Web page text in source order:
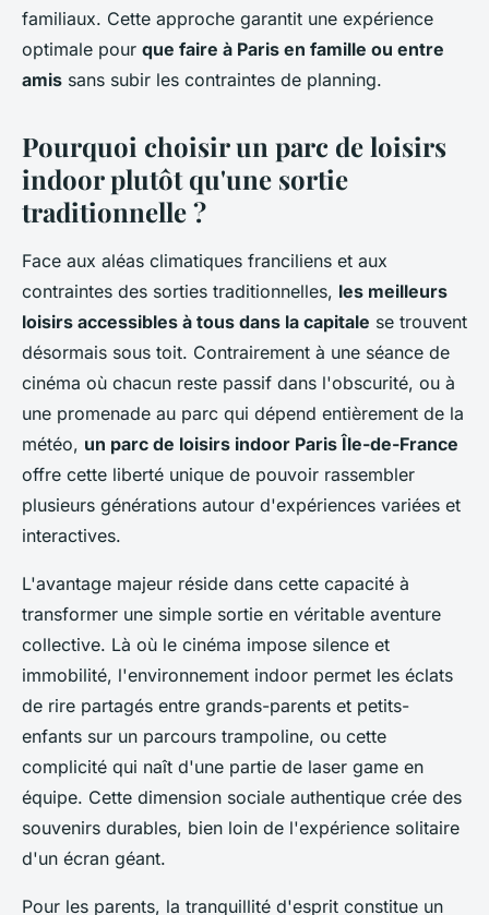
familiaux. Cette approche garantit une expérience
optimale pour que faire à Paris en famille ou entre
amis sans subir les contraintes de planning.
Pourquoi choisir un parc de loisirs
indoor plutôt qu'une sortie
traditionnelle ?
Face aux aléas climatiques franciliens et aux
contraintes des sorties traditionnelles, les meilleurs
loisirs accessibles à tous dans la capitale se trouvent
désormais sous toit. Contrairement à une séance de
cinéma où chacun reste passif dans l'obscurité, ou à
une promenade au parc qui dépend entièrement de la
météo, un parc de loisirs indoor Paris Île-de-France
offre cette liberté unique de pouvoir rassembler
plusieurs générations autour d'expériences variées et
interactives.
L'avantage majeur réside dans cette capacité à
transformer une simple sortie en véritable aventure
collective. Là où le cinéma impose silence et
immobilité, l'environnement indoor permet les éclats
de rire partagés entre grands-parents et petits-
enfants sur un parcours trampoline, ou cette
complicité qui naît d'une partie de laser game en
équipe. Cette dimension sociale authentique crée des
souvenirs durables, bien loin de l'expérience solitaire
d'un écran géant.
Pour les parents, la tranquillité d'esprit constitue un